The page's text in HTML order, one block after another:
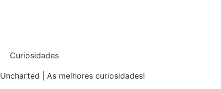
Curiosidades
Uncharted | As melhores curiosidades!